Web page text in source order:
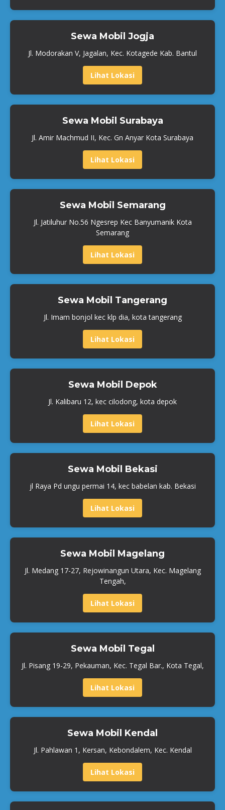
Sewa Mobil Jogja
Jl. Modorakan V, Jagalan, Kec. Kotagede Kab. Bantul
Lihat Lokasi
Sewa Mobil Surabaya
Jl. Amir Machmud II, Kec. Gn Anyar Kota Surabaya
Lihat Lokasi
Sewa Mobil Semarang
Jl. Jatiluhur No.56 Ngesrep Kec Banyumanik Kota
Semarang
Lihat Lokasi
Sewa Mobil Tangerang
Jl. Imam bonjol kec klp dia, kota tangerang
Lihat Lokasi
Sewa Mobil Depok
Jl. Kalibaru 12, kec cilodong, kota depok
Lihat Lokasi
Sewa Mobil Bekasi
jl Raya Pd ungu permai 14, kec babelan kab. Bekasi
Lihat Lokasi
Sewa Mobil Magelang
Jl. Medang 17-27, Rejowinangun Utara, Kec. Magelang
Tengah,
Lihat Lokasi
Sewa Mobil Tegal
Jl. Pisang 19-29, Pekauman, Kec. Tegal Bar., Kota Tegal,
Lihat Lokasi
Sewa Mobil Kendal
Jl. Pahlawan 1, Kersan, Kebondalem, Kec. Kendal
Lihat Lokasi